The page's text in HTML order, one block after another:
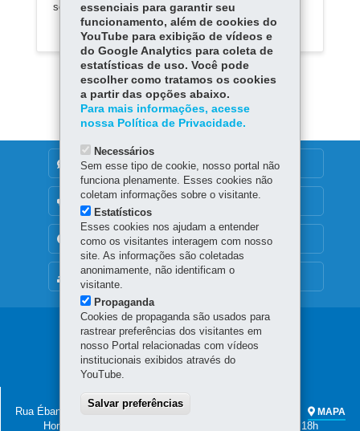
selecionados atuarão na SEEC.
MAPA DO SITE
DENUNCIE CORRUPÇÃO
OUVIDORIA
TRANSPARÊNCIA INSTITUCIONAL
Navegação
Principal
Secc SECRETARIA DA CULTURA
Rua Ébano Pereira, 240 - Centro-80.410-240 MAPA
Horário de atendimento: das 8h às 12h e das 13h30 às 18h
essenciais para garantir seu
funcionamento, além de cookies do
YouTube para exibição de vídeos e
do Google Analytics para coleta de
estatísticas de uso. Você pode
escolher como tratamos os cookies
a partir das opções abaixo.
Para mais informações, acesse
nossa Política de Privacidade.
Necessários
Sem esse tipo de cookie, nosso portal não
funciona plenamente. Esses cookies não
coletam informações sobre o visitante.
Estatísticos
Esses cookies nos ajudam a entender
como os visitantes interagem com nosso
site. As informações são coletadas
anonimamente, não identificam o
visitante.
Propaganda
Cookies de propaganda são usados para
rastrear preferências dos visitantes em
nosso Portal relacionadas com vídeos
institucionais exibidos através do
YouTube.
Salvar preferências